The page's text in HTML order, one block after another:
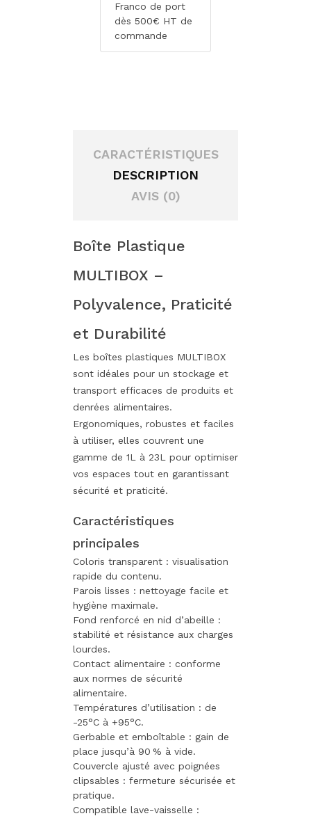
Franco de port
dès 500€ HT de
commande
CARACTÉRISTIQUES
DESCRIPTION
AVIS (0)
Boîte Plastique
MULTIBOX –
Polyvalence, Praticité
et Durabilité
Les boîtes plastiques MULTIBOX
sont idéales pour un stockage et
transport efficaces de produits et
denrées alimentaires.
Ergonomiques, robustes et faciles
à utiliser, elles couvrent une
gamme de 1L à 23L pour optimiser
vos espaces tout en garantissant
sécurité et praticité.
Caractéristiques
principales
Coloris transparent : visualisation
rapide du contenu.
Parois lisses : nettoyage facile et
hygiène maximale.
Fond renforcé en nid d’abeille :
stabilité et résistance aux charges
lourdes.
Contact alimentaire : conforme
aux normes de sécurité
alimentaire.
Températures d’utilisation : de
-25°C à +95°C.
Gerbable et emboîtable : gain de
place jusqu’à 90 % à vide.
Couvercle ajusté avec poignées
clipsables : fermeture sécurisée et
pratique.
Compatible lave-vaisselle :